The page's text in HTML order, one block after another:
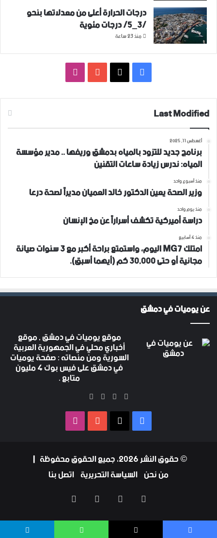
درجات الحرارة أعلى من معدلاتها بنحو
/3_5/ درجات مئوية
منذ 23 ساعة
فيسبوك ‫YouTube
Last Modified
أغسطس 11, 2025
برنامج جديد للتزود بالمياه بدمشق وريفها .. مدير مؤسسة
المياه: ندرس زيادة ساعات التقنين
منذ أسبوع واحد
وزير الصحة يعين الدكتور خالد العميان مديراً لصحة درعا
منذ يوم واحد
دراسة أميركية تكشف أسراراً عن مخ الإنسان
منذ 4 أسابيع
امتلك MG7 اليوم، واستمتع براحة أكبر مع 3 سنوات صيانة
مجانية أو حتى 30,000 كم (أيهما أسبق).
عن يوميات في دمشق
موقع يوميات في دمشق , موقع
أخباري محلي في الجمهورية العربية
السورية ومن منصاته : صفحة يوميات
في دمشق على فيس بوك 4 مليون متابع .
فيسبوك
‫X
‫YouTube
فيسبوك ‫YouTube
© حقوق النشر 2026، جميع الحقوق محفوظة |
من نحن السياسة التحريرية اتصل بنا
فيسبوك
‫YouTube